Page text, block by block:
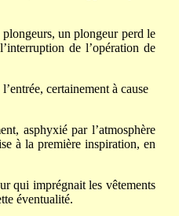
un plongeur perd le
de l’opération de
certainement à cause
asphyxié par l’atmosphère
à la première inspiration, en
qui imprégnait les vêtements
éventualité.